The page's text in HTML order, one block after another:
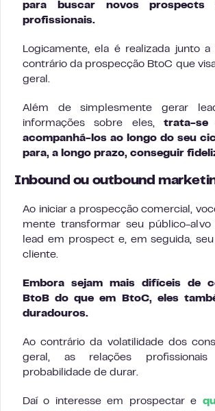
para buscar novos prospects
profissionais.
Logicamente, ela é realizada junto a
contrário da prospecção BtoC que
geral.
Além de simplesmente gerar
informações sobre eles,trata-se
acompanhá-los ao longo do seu
para, a longo prazo, conseguir
Inbound ou outbound
Ao iniciar a prospecção comercial,
mente transformar seu público-alvo
lead em prospect e, em seguida,
cliente.
Embora sejam mais difíceis de
BtoB do que em BtoC, eles
duradouros.
Ao contrário da volatilidade dos
geral, as relações
probabilidade de durar.
Daí o interesse em prospectar e